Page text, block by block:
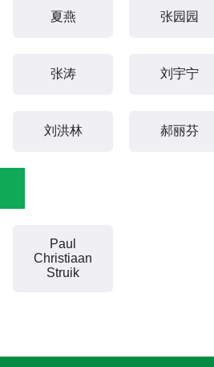
夏燕 张园园
张涛 刘宇宁
刘洪林 郝丽芬
Paul
Christiaan
Struik